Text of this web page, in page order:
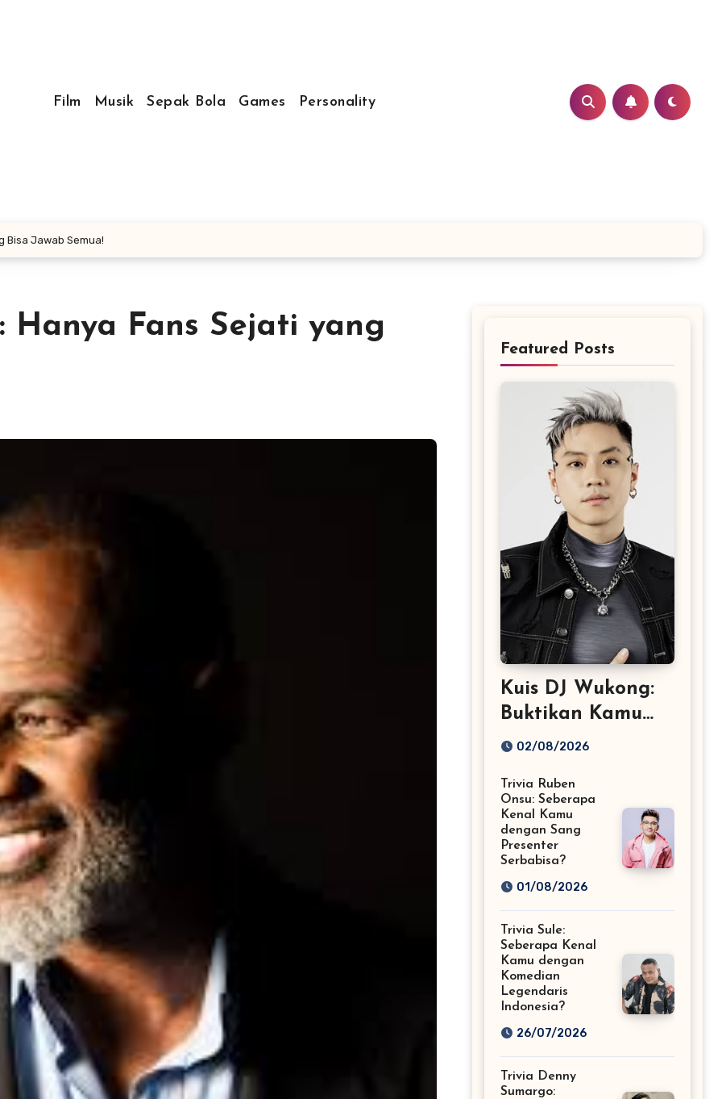
Film Musik Sepak Bola Games Personality
Bisa Jawab Semua!
Fans Sejati yang
Featured Posts
Kuis DJ Wukong:
Buktikan Kamu
Fans Musik EDM
02/08/2026
Trivia Ruben
Onsu: Seberapa
Kenal Kamu
dengan Sang
Presenter
Serbabisa?
01/08/2026
Trivia Sule:
Seberapa Kenal
Kamu dengan
Komedian
Legendaris
Indonesia?
26/07/2026
Trivia Denny
Sumargo: